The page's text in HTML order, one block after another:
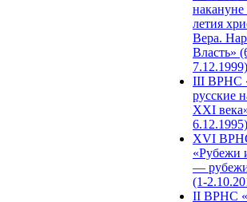
накануне
летия
Вера.
Власть»
7.12.1999)
III ВРНС
русские
XXI
6.12.1995)
XVI
«Рубежи
—
(1-
II ВРНС